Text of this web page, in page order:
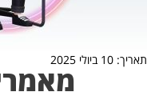
תאריך: 10 ביולי 2025